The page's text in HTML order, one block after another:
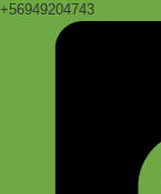
+56949204743